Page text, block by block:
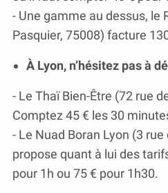
- Une gamme au dessus, le
Pasquier, 75008) facture
À Lyon, n’hésitez pas à
- Le Thaï Bien-Être (72 rue
Comptez 45 € les 30
- Le Nuad Boran Lyon (3
propose quant à lui des
pour 1h ou 75 € pour 1h30.